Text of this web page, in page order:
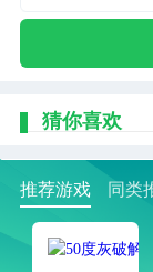
猜你喜欢
推荐游戏 同类